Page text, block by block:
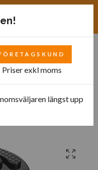
MT 120x105
Priser exkl moms
längst upp